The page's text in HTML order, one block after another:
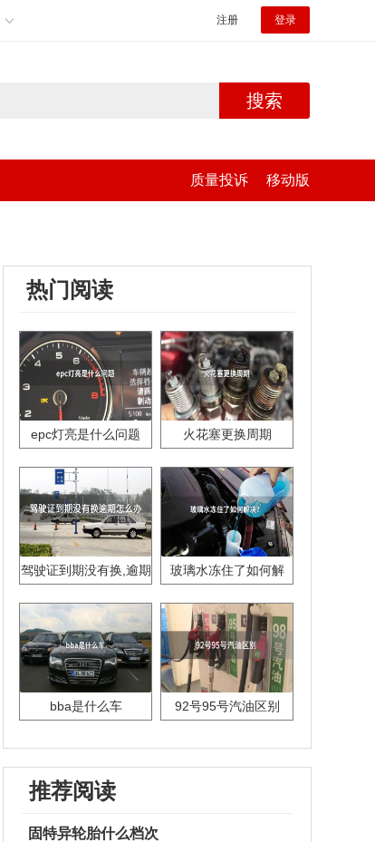
注册 登录
搜索
质量投诉 移动版
热门阅读
epc灯亮是什么问题 火花塞更换周期
驾驶证到期没有换,逾期
玻璃水冻住了如何解
bba是什么车 92号95号汽油区别
推荐阅读
固特异轮胎什么档次